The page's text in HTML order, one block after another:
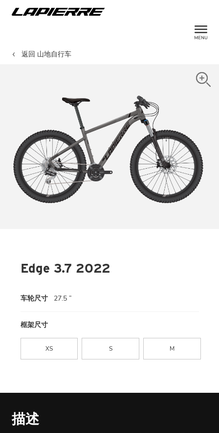
返回 山地自行车
Edge 3.7 2022
车轮尺寸 27.5 ”
框架尺寸
XS S M
描述